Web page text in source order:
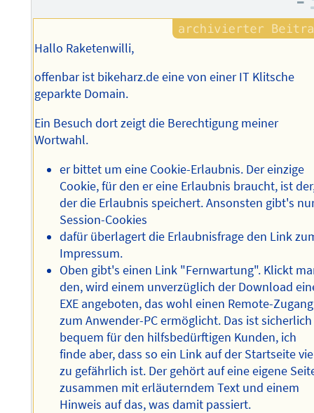
Hallo Raketenwilli,
offenbar ist bikeharz.de eine von einer IT Klitsche
geparkte Domain.
Ein Besuch dort zeigt die Berechtigung meiner
Wortwahl.
er bittet um eine Cookie-Erlaubnis. Der einzige
Cookie, für den er eine Erlaubnis braucht, ist
der die Erlaubnis speichert. Ansonsten gibt's
Session-Cookies
dafür überlagert die Erlaubnisfrage den Link
Impressum.
Oben gibt's einen Link "Fernwartung". Klickt
den, wird einem unverzüglich der Download
EXE angeboten, das wohl einen Remote-Zugang
zum Anwender-PC ermöglicht. Das ist sicherlich
bequem für den hilfsbedürftigen Kunden, ich
finde aber, dass so ein Link auf der Startseite
zu gefährlich ist. Der gehört auf eine eigene
zusammen mit erläuterndem Text und einem
Hinweis auf das, was damit passiert.